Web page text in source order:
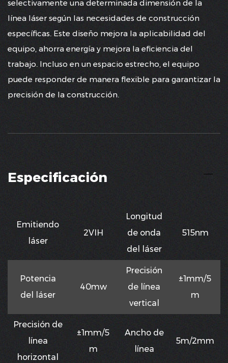
selectivamente una determinada dimensión de la
línea láser según las necesidades de construcción
específicas. Este diseño mejora la aplicabilidad del
equipo, ahorra energía y mejora la eficiencia del
trabajo. Incluso en un espacio estrecho, el equipo
puede responder de manera flexible para garantizar la
precisión de la construcción.
Especificación
Emitiendo
láser
2VIH
Longitud
de onda
del láser
515nm
Potencia
del láser
40mw
Precisión
de línea
vertical
±1mm/5
m
Precisión de
línea
horizontal
±1mm/5
m
Ancho de
línea
5m/2mm